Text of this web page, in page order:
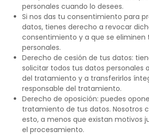
personales cuando lo desees.
Si nos das tu consentimiento para
datos, tienes derecho a revocar
consentimiento y a que se eliminen
personales.
Derecho de cesión de tus datos:
solicitar todos tus datos personales
del tratamiento y a transferirlos
responsable del tratamiento.
Derecho de oposición: puedes
tratamiento de tus datos. Nosotros
esto, a menos que existan motivos
el procesamiento.